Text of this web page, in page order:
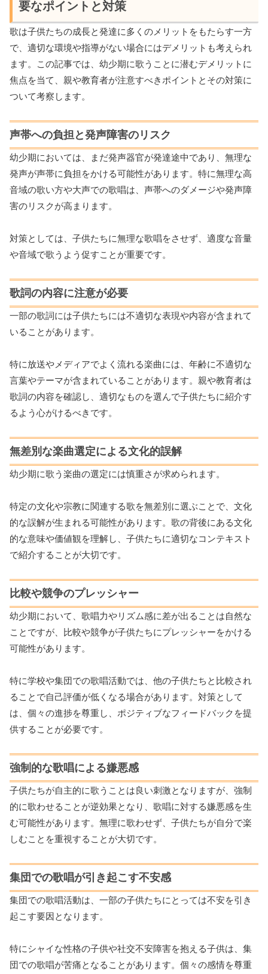
要なポイントと対策
歌は子供たちの成長と発達に多くのメリットをもたらす一方
で、適切な環境や指導がない場合にはデメリットも考えられ
ます。この記事では、幼少期に歌うことに潜むデメリットに
焦点を当て、親や教育者が注意すべきポイントとその対策に
ついて考察します。
声帯への負担と発声障害のリスク
幼少期においては、まだ発声器官が発達途中であり、無理な
発声が声帯に負担をかける可能性があります。特に無理な高
音域の歌い方や大声での歌唱は、声帯へのダメージや発声障
害のリスクが高まります。
対策としては、子供たちに無理な歌唱をさせず、適度な音量
や音域で歌うよう促すことが重要です。
歌詞の内容に注意が必要
一部の歌詞には子供たちには不適切な表現や内容が含まれて
いることがあります。
特に放送やメディアでよく流れる楽曲には、年齢に不適切な
言葉やテーマが含まれていることがあります。親や教育者は
歌詞の内容を確認し、適切なものを選んで子供たちに紹介す
るよう心がけるべきです。
無差別な楽曲選定による文化的誤解
幼少期に歌う楽曲の選定には慎重さが求められます。
特定の文化や宗教に関連する歌を無差別に選ぶことで、文化
的な誤解が生まれる可能性があります。歌の背後にある文化
的な意味や価値観を理解し、子供たちに適切なコンテキスト
で紹介することが大切です。
比較や競争のプレッシャー
幼少期において、歌唱力やリズム感に差が出ることは自然な
ことですが、比較や競争が子供たちにプレッシャーをかける
可能性があります。
特に学校や集団での歌唱活動では、他の子供たちと比較され
ることで自己評価が低くなる場合があります。対策として
は、個々の進捗を尊重し、ポジティブなフィードバックを提
供することが必要です。
強制的な歌唱による嫌悪感
子供たちが自主的に歌うことは良い刺激となりますが、強制
的に歌わせることが逆効果となり、歌唱に対する嫌悪感を生
む可能性があります。無理に歌わせず、子供たちが自分で楽
しむことを重視することが大切です。
集団での歌唱が引き起こす不安感
集団での歌唱活動は、一部の子供たちにとっては不安を引き
起こす要因となります。
特にシャイな性格の子供や社交不安障害を抱える子供は、集
団での歌唱が苦痛となることがあります。個々の感情を尊重